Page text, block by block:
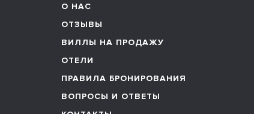
О НАС
ОТЗЫВЫ
ВИЛЛЫ НА ПРОДАЖУ
ОТЕЛИ
ПРАВИЛА БРОНИРОВАНИЯ
ВОПРОСЫ И ОТВЕТЫ